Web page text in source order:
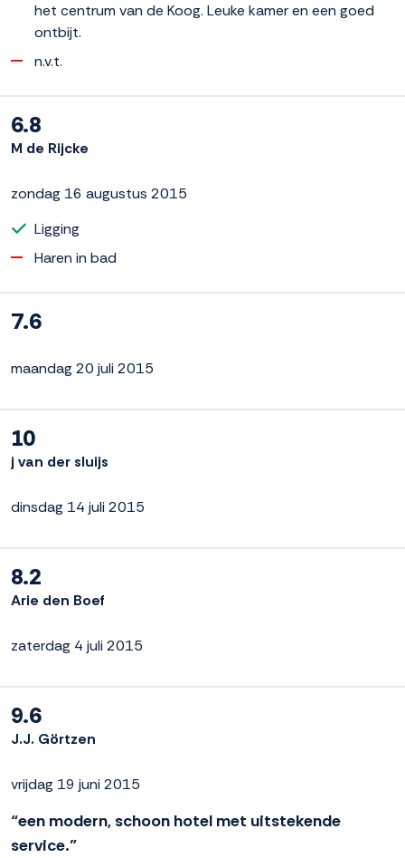
het centrum van de Koog. Leuke kamer en een goed
ontbijt.
n.v.t.
6.8
M de Rijcke
zondag 16 augustus 2015
Ligging
Haren in bad
7.6
maandag 20 juli 2015
10
j van der sluijs
dinsdag 14 juli 2015
8.2
Arie den Boef
zaterdag 4 juli 2015
9.6
J.J. Görtzen
vrijdag 19 juni 2015
“een modern, schoon hotel met uitstekende
service.”